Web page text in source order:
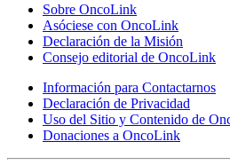
Sobre OncoLink
Asóciese con OncoLink
Declaración de la Misión
Consejo editorial de OncoLink
Información para Contactarnos
Declaración de Privacidad
Uso del Sitio y Contenido de
Donaciones a OncoLink